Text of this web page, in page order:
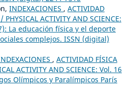
INDEXACIONES , ACTIVIDAD
PHYSICAL ACTIVITY AND SCIENCE:
La educación física y el deporte
complejos. ISSN (digital)
, ACTIVIDAD FÍSICA
ACTIVITY AND SCIENCE: Vol. 16
Olímpicos y Paralímpicos París